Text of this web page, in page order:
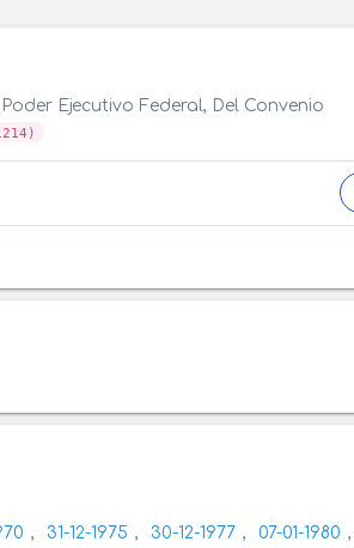
Ejecutivo Federal, Del Convenio
, 31-12-1975 , 30-12-1977 , 07-01-1980 ,